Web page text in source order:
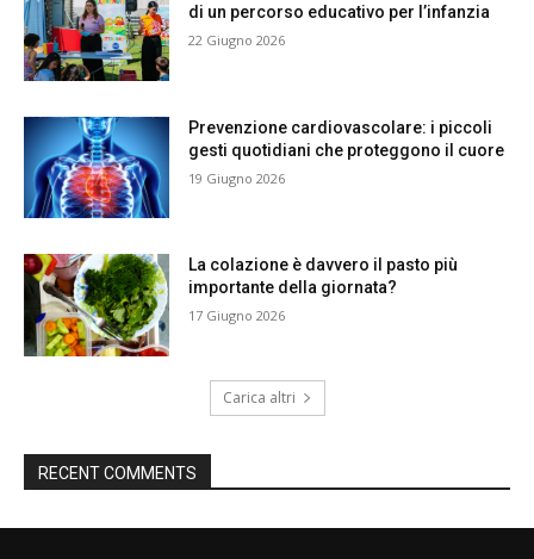
di un percorso educativo per l’infanzia
22 Giugno 2026
Prevenzione cardiovascolare: i piccoli
gesti quotidiani che proteggono il cuore
19 Giugno 2026
La colazione è davvero il pasto più
importante della giornata?
17 Giugno 2026
Carica altri
RECENT COMMENTS